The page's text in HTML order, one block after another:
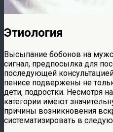
Этиология
Высыпание бобонов на
сигнал, предпосылка для
последующей
пенисе подвержены не
дети, подростки. Несмотря
категории имеют
причины возникновения
систематизировать в